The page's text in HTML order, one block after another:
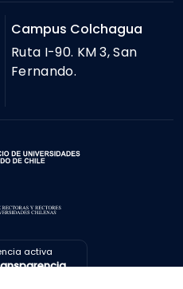
Campus Colchagua
Ruta I-90. KM 3, San
Fernando.
activa